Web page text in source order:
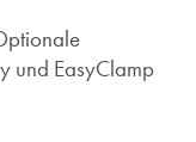
und EasyClamp